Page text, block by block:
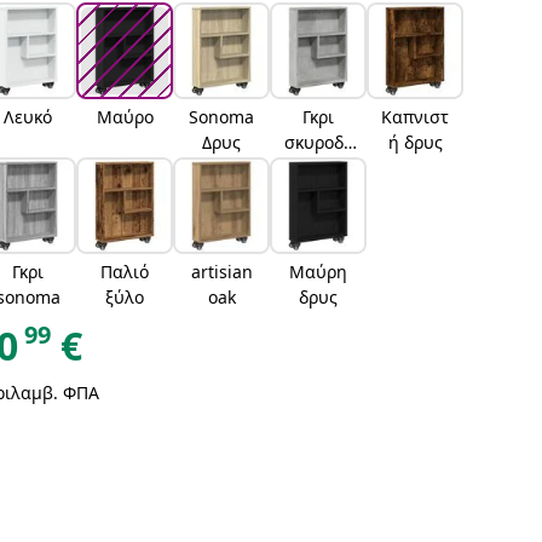
Λευκό Μαύρο
Sonoma
Δρυς
Γκρι
σκυροδέ
ματος
Καπνιστ
ή δρυς
Γκρι
Παλιό
ξύλο
artisian
oak
Μαύρη
δρυς
99 €
ΦΠΑ